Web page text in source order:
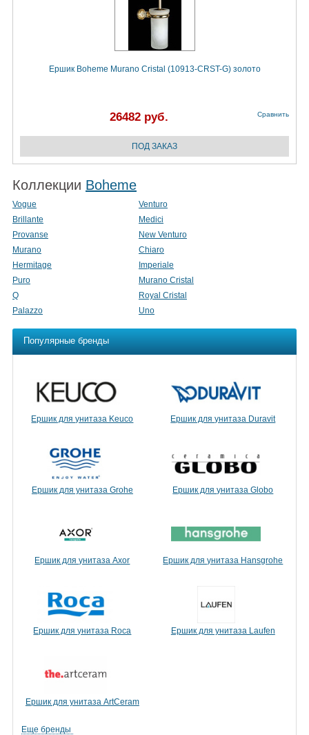
Ершик Boheme Murano Cristal (10913-CRST-G) золото
26482 руб. Сравнить
Коллекции Boheme
Vogue
Venturo
Brillante
Medici
Provanse
New Venturo
Murano
Chiaro
Hermitage
Imperiale
Puro
Murano Cristal
Q
Royal Cristal
Palazzo
Uno
Популярные бренды
Ершик для унитаза Keuco Ершик для унитаза Duravit
Ершик для унитаза Grohe Ершик для унитаза Globo
Ершик для унитаза Axor Ершик для унитаза Hansgrohe
Ершик для унитаза Roca Ершик для унитаза Laufen
Ершик для унитаза ArtCeram
Еще бренды